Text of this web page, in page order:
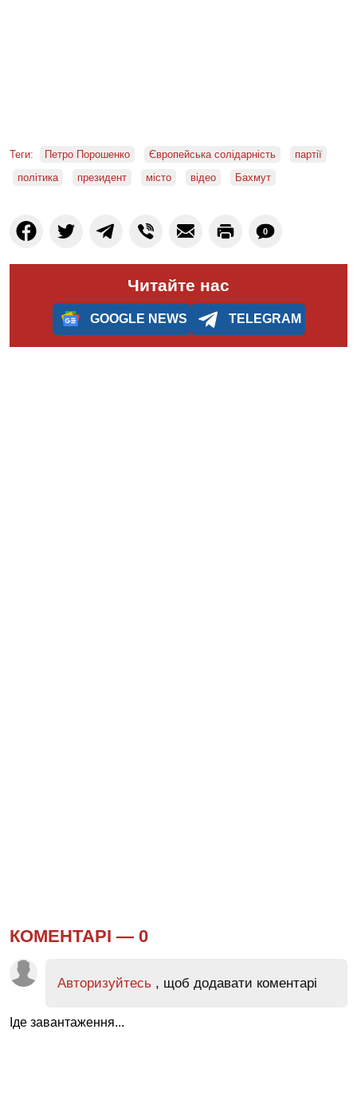
Теги: Петро Порошенко Європейська солідарність
партії
політика
президент місто відео Бахмут
0
Читайте нас
GOOGLE NEWS TELEGRAM
КОМЕНТАРІ — 0
Авторизуйтесь , щоб додавати коментарі
Іде завантаження...